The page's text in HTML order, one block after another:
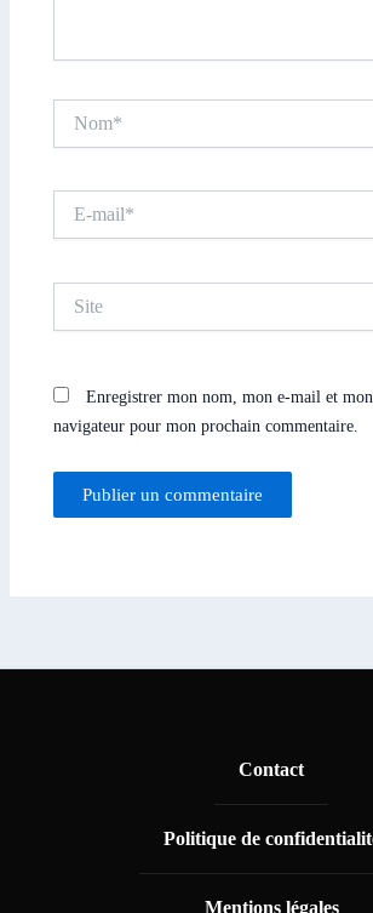
mail*
Enregistrer mon nom, mon e-mail et
navigateur pour mon prochain commentaire.
Contact
Politique de
Mentions légales